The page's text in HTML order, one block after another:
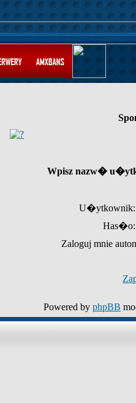
Wpisz nazw�
U�ytkownik:
Has�o:
Zaloguj mnie
Powered by phpBB